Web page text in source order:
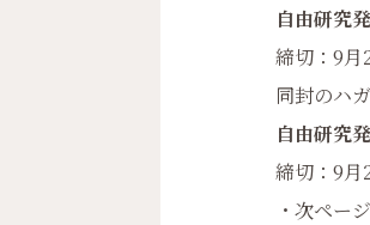
自由研究
締切：9月
同封のハ
自由研究
締切：9月
・次ペー